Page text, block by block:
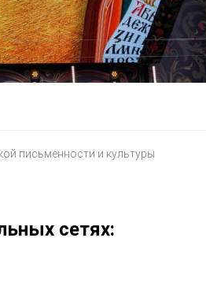
письменности и культуры
сетях: